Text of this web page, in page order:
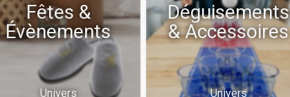
Fêtes &
Évènements
Univers
Déguisements
& Accessoires
Univers